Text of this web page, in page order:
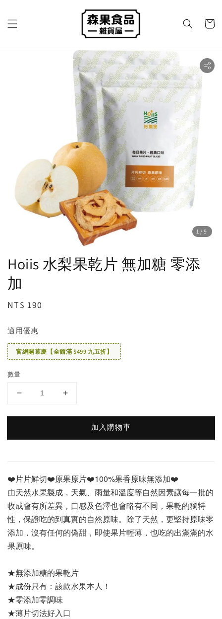
1 /9
Hoiis 水梨果乾片 無加糖 零添
加
Regular
NT$ 190
適用優惠
官網開幕慶【全館滿 $499 九五折】
數量
加入購物車
❤️片片鮮切❤️原果原片❤️100%果香原味無添加❤️
由天然水果製成，天氣、雨量和溫度等自然因素讓每一批的
收成會有所差異，口感及色澤也會略有不同，果乾的獨特
性，保證吃的到真實的自然原味。除了天然，更堅持原味零
添加，沒有任何的偽甜，即使果片輕薄，也吃的出滿滿的水
果原味。
★無添加糖的果乾片
★成份只有：該款水果本人！
★零添加零調味
★薄片切法好入口